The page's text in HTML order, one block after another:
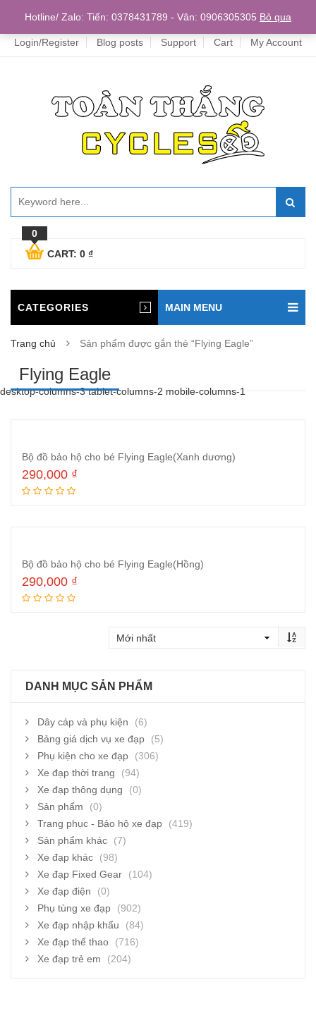
Home
Login/Register Blog posts Support Cart My Account
0
CART: 0 ₫
CATEGORIES MAIN MENU
Trang chủ Sản phẩm được gắn thẻ “Flying Eagle”
Flying Eagle
desktop-columns-3 tablet-columns-2 mobile-columns-1
Bộ đồ bảo hộ cho bé Flying Eagle(Xanh dương)
290,000 ₫
Bộ đồ bảo hộ cho bé Flying Eagle(Hồng)
290,000 ₫
DANH MỤC SẢN PHẨM
Dây cáp và phụ kiện
(6)
Bảng giá dịch vụ xe đạp
(5)
Phụ kiện cho xe đạp
(306)
Xe đạp thời trang
(94)
Xe đạp thông dụng
(0)
Sản phẩm
(0)
Trang phục - Bảo hộ xe đạp
(419)
Sản phẩm khác
(7)
Xe đạp khác
(98)
Xe đạp Fixed Gear
(104)
Xe đạp điện
(0)
Phụ tùng xe đạp
(902)
Xe đạp nhập khẩu
(84)
Xe đạp thể thao
(716)
Xe đạp trẻ em
(204)
Hotline/ Zalo: Tiến: 0378431789 - Vân: 0906305305 Bỏ qua